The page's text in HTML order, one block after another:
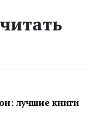
лучшие книги